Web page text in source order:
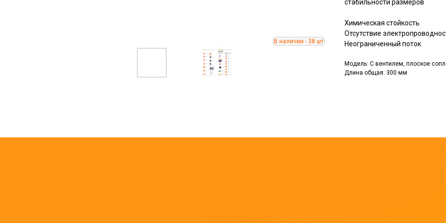
стабильности размеров
Химическая стойкость
Отсутствие
Неограниченный поток
Модель: С вентилем, плоское
Длина общая: 300 мм